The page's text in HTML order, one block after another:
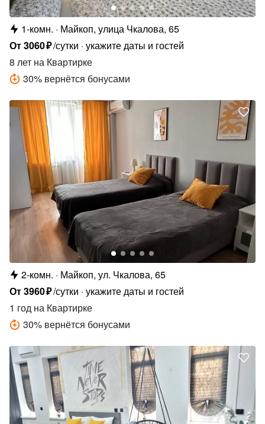
1-комн.
Майкоп, улица Чкалова, 65
От3060₽/сутки укажите даты и гостей
8 лет на Квартирке
30% вернётся бонусами
2-комн.
Майкоп, ул. Чкалова, 65
От3960₽/сутки укажите даты и гостей
1 год на Квартирке
30% вернётся бонусами